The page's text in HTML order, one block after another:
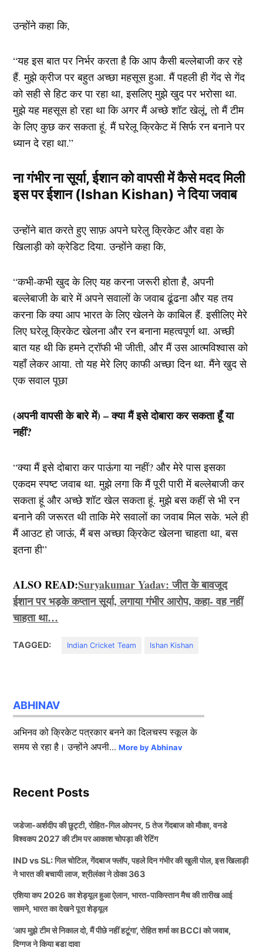
उन्होंने कहा कि,
“यह इस बात पर निर्भर करता है कि आप कैसी बल्लेबाजी कर रहे
हैं. मुझे क्रीज पर बहुत अच्छा महसूस हुआ. मैं पहली ही गेंद से गेंद
को सही से हिट कर पा रहा था, इसलिए मुझे खुद पर भरोसा था.
मुझे यह महसूस हो रहा था कि अगर मैं अच्छे शॉट खेलूं, तो मैं टीम
के लिए कुछ कर सकता हूं. मैं घरेलू क्रिकेट में सिर्फ रन बनाने पर
ध्यान दे रहा था.”
ना गंभीर ना सूर्या, ईशान को वापसी में कैसे मदद मिली
इस पर ईशान (Ishan Kishan) ने दिया जवाब
उन्होंने बात करते हुए साफ़ अपने घरेलु क्रिकेट और वहा के
खिलाड़ी को क्रेडिट दिया. उन्होंने कहा कि,
“कभी-कभी खुद के लिए यह करना जरूरी होता है, अपनी
बल्लेबाजी के बारे में अपने सवालों के जवाब ढूंढना और यह तय
करना कि क्या आप भारत के लिए खेलने के काबिल हैं. इसीलिए मेरे
लिए घरेलू क्रिकेट खेलना और रन बनाना महत्वपूर्ण था. अच्छी
बात यह थी कि हमने ट्रॉफी भी जीती, और मैं उस आत्मविश्वास को
यहाँ लेकर आया. तो यह मेरे लिए काफी अच्छा दिन था. मैंने खुद से
एक सवाल पूछा
(अपनी वापसी के बारे में) – क्या मैं इसे दोबारा कर सकता हूँ या
नहीं?
“क्या मैं इसे दोबारा कर पाऊंगा या नहीं? और मेरे पास इसका
एकदम स्पष्ट जवाब था. मुझे लगा कि मैं पूरी पारी में बल्लेबाजी कर
सकता हूं और अच्छे शॉट खेल सकता हूं. मुझे बस कहीं से भी रन
बनाने की जरूरत थी ताकि मेरे सवालों का जवाब मिल सके. भले ही
मैं आउट हो जाऊं, मैं बस अच्छा क्रिकेट खेलना चाहता था, बस
इतना ही”
ALSO READ:Suryakumar Yadav: जीत के बावजूद
ईशान पर भड़के कप्तान सूर्या, लगाया गंभीर आरोप, कहा- वह नहीं
चाहता था…
TAGGED: Indian Cricket Team Ishan Kishan
ABHINAV
अभिनव को क्रिकेट पत्रकार बनने का दिलचस्प स्कूल के
समय से रहा है। उन्होंने अपनी...More by Abhinav
Recent Posts
जडेजा-अर्शदीप की छुट्टी, रोहित-गिल ओपनर, 5 तेज गेंदबाज को मौका, वनडे
विश्वकप 2027 की टीम पर आकाश चोपड़ा की रेटिंग
IND vs SL: गिल चोटिल, गेंदबाज फ्लॉप, पहले दिन गंभीर की खुली पोल, इस खिलाड़ी
ने भारत की बचायी लाज, श्रीलंका ने ठोका 363
एशिया कप 2026 का शेड्यूल हुआ ऐलान, भारत-पाकिस्तान मैच की तारीख आई
सामने, भारत का देखने पूरा शेड्यूल
‘आप मुझे टीम से निकाल दो, मैं पीछे नहीं हटूंगा’, रोहित शर्मा का BCCI को जवाब,
दिग्गज ने किया बड़ा दावा